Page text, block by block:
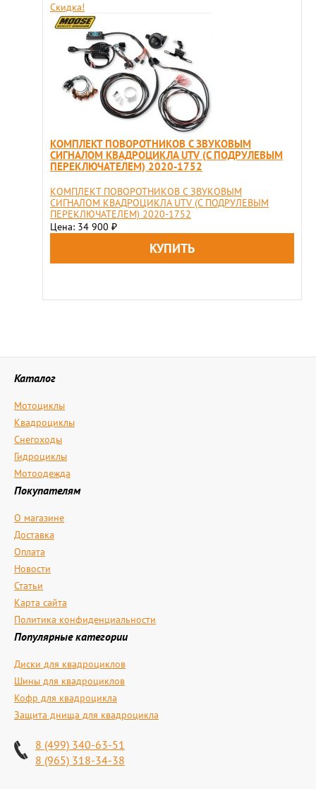
Скидка!
КОМПЛЕКТ ПОВОРОТНИКОВ C ЗВУКОВЫМ
СИГНАЛОМ КВАДРОЦИКЛА UTV (С ПОДРУЛЕВЫМ
ПЕРЕКЛЮЧАТЕЛЕМ) 2020-1752
КОМПЛЕКТ ПОВОРОТНИКОВ C ЗВУКОВЫМ
СИГНАЛОМ КВАДРОЦИКЛА UTV (С ПОДРУЛЕВЫМ
ПЕРЕКЛЮЧАТЕЛЕМ) 2020-1752
Цена: 34 900 ₽
Каталог
Мотоциклы
Квадроциклы
Снегоходы
Гидроциклы
Мотоодежда
Покупателям
О магазине
Доставка
Оплата
Новости
Статьи
Карта сайта
Политика конфиденциальности
Популярные категории
Диски для квадроциклов
Шины для квадроциклов
Кофр для квадроцикла
Защита днища для квадроцикла
8 (499) 340-63-51
8 (965) 318-34-38